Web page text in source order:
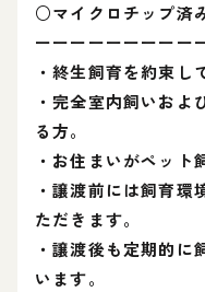
○マイクロチップ済
ーーーーーーーーー
・終生飼育を約束し
・完全室内飼いおよ
る方。
・お住まいがペット
・譲渡前には飼育環
ただきます。
・譲渡後も定期的に
います。